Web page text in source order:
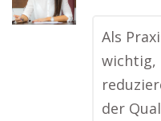
Als
wichtig,
der